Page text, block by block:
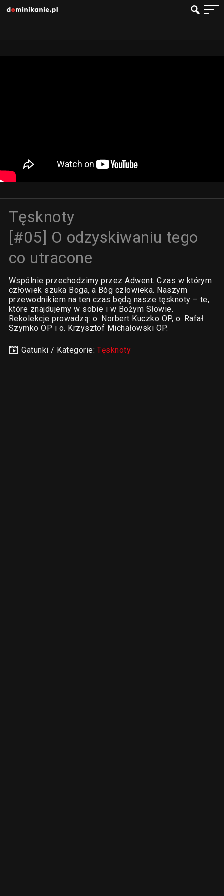
Tęsknoty
[#05] O odzyskiwaniu tego
co utracone
Wspólnie przechodzimy przez Adwent. Czas w którym
człowiek szuka Boga, a Bóg człowieka. Naszym
przewodnikiem na ten czas będą nasze tęsknoty – te,
które znajdujemy w sobie i w Bożym Słowie.
Rekolekcje prowadzą: o. Norbert Kuczko OP, o. Rafał
Szymko OP i o. Krzysztof Michałowski OP.
Gatunki / Kategorie:Tęsknoty